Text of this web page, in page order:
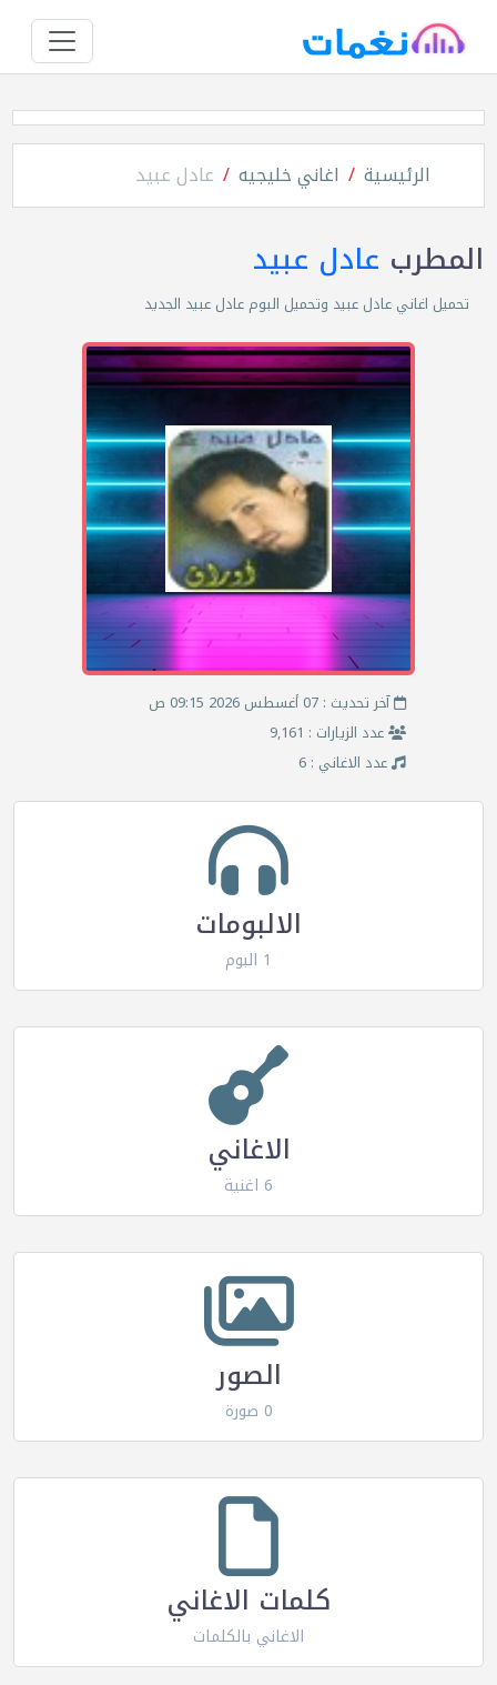
الرئيسية اغاني خليجيه عادل عبيد
المطرب عادل عبيد
تحميل اغاني عادل عبيد وتحميل البوم عادل عبيد الجديد
آخر تحديث : 07 أغسطس 2026 09:15 ص
عدد الزيارات : 9,161
عدد الاغاني : 6
الالبومات
1 البوم
الاغاني
6 اغنية
الصور
0 صورة
كلمات الاغاني
الاغاني بالكلمات